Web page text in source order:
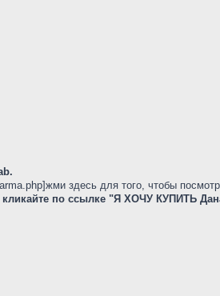
здесь для того, чтобы
по ссылке "Я ХОЧУ КУПИТЬ